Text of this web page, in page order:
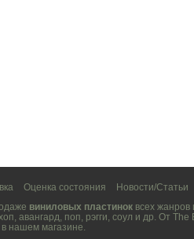
Оценка состояния Новости/Статьи
виниловых пластинок всех жанров
, авангард, поп, рэгги, соул и др. От The
нашем магазине.